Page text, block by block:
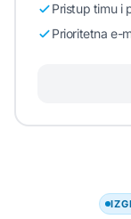
Pristup timu i
Prioritetna e-